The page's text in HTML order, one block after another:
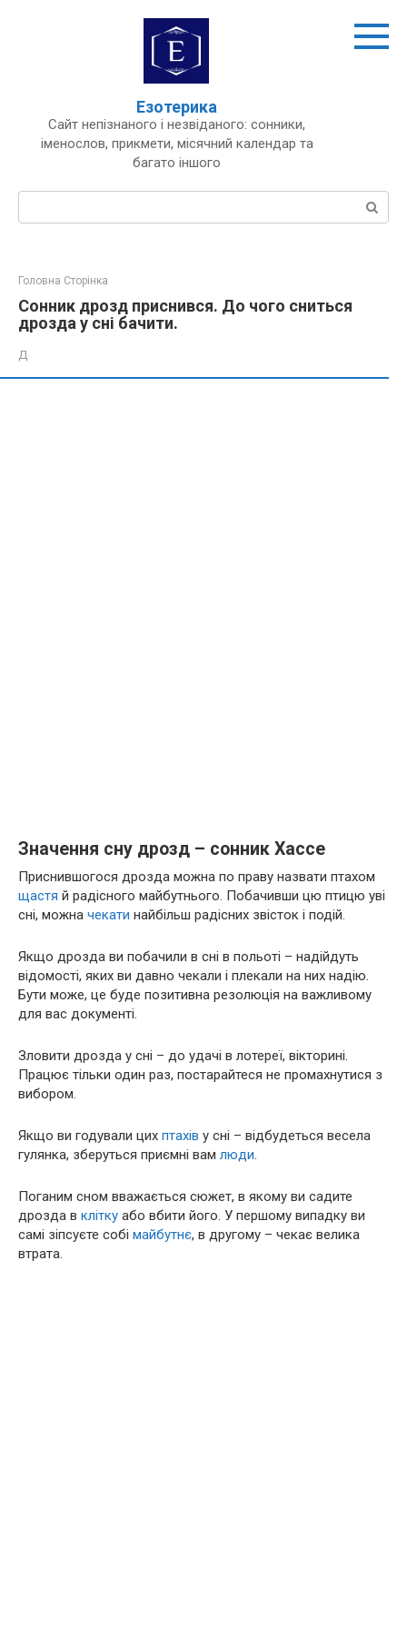
Езотерика
Сайт непізнаного і незвіданого: сонники,
іменослов, прикмети, місячний календар та
багато іншого
Пошук:
Головна Сторінка
Сонник дрозд приснився. До чого сниться
дрозда у сні бачити.
Д
Значення сну дрозд – сонник Хассе
Приснившогося дрозда можна по праву назвати птахом
щастя й радісного майбутнього. Побачивши цю птицю уві
сні, можна чекати найбільш радісних звісток і подій.
Якщо дрозда ви побачили в сні в польоті – надійдуть
відомості, яких ви давно чекали і плекали на них надію.
Бути може, це буде позитивна резолюція на важливому
для вас документі.
Зловити дрозда у сні – до удачі в лотереї, вікторині.
Працює тільки один раз, постарайтеся не промахнутися з
вибором.
Якщо ви годували цих птахів у сні – відбудеться весела
гулянка, зберуться приємні вам люди.
Поганим сном вважається сюжет, в якому ви садите
дрозда в клітку або вбити його. У першому випадку ви
самі зіпсуєте собі майбутнє, в другому – чекає велика
втрата.